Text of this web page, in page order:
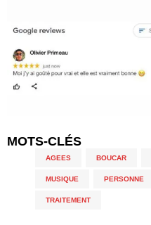
MOTS-CLÉS
AGEES BOUCAR
MUSIQUE PERSONNE
TRAITEMENT